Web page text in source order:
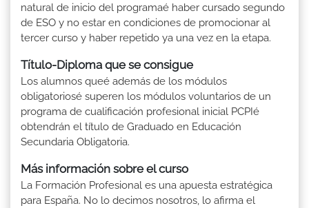
natural de inicio del programaé haber cursado segundo
de ESO y no estar en condiciones de promocionar al
tercer curso y haber repetido ya una vez en la etapa.
Título-Diploma que se consigue
Los alumnos queé además de los módulos
obligatoriosé superen los módulos voluntarios de un
programa de cualificación profesional inicial PCPIé
obtendrán el título de Graduado en Educación
Secundaria Obligatoria.
Más información sobre el curso
La Formación Profesional es una apuesta estratégica
para España. No lo decimos nosotros, lo afirma el